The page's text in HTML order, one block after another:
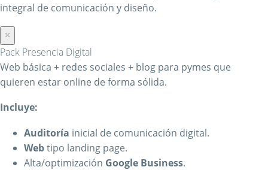
integral de comunicación y diseño.
×
Pack Presencia Digital
Web básica + redes sociales + blog para pymes que
quieren estar online de forma sólida.
Incluye:
Auditoría inicial de comunicación digital.
Webtipo landing page.
Alta/optimización Google Business.